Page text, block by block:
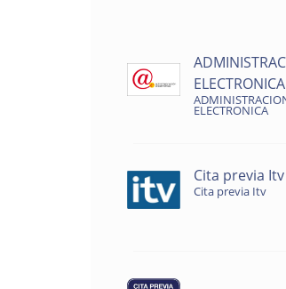
ELECTRONICA
ELECTRONICA
Cita previa Itv
Cita previa Itv